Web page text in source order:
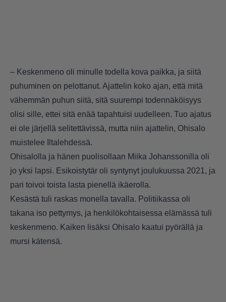
– Keskenmeno oli minulle todella kova paikka, ja siitä
puhuminen on pelottanut. Ajattelin koko ajan, että mitä
vähemmän puhun siitä, sitä suurempi todennäköisyys
olisi sille, ettei sitä enää tapahtuisi uudelleen. Tuo ajatus
ei ole järjellä selitettävissä, mutta niin ajattelin, Ohisalo
muistelee Iltalehdessä.
Ohisalolla ja hänen puolisollaan Miika Johanssonilla oli
jo yksi lapsi. Esikoistytär oli syntynyt joulukuussa 2021, ja
pari toivoi toista lasta pienellä ikäerolla.
Kesästä tuli raskas monella tavalla. Politiikassa oli
takana iso pettymys, ja henkilökohtaisessa elämässä tuli
keskenmeno. Kaiken lisäksi Ohisalo kaatui pyörällä ja
mursi kätensä.